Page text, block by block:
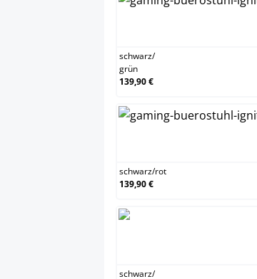
schwarz/
grün
139,90 €
schwarz/rot
139,90 €
schwarz/